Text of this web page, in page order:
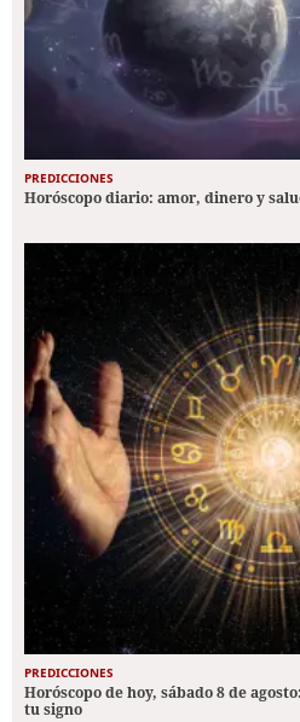
PREDICCIONES
Horóscopo diario: amor, dinero y
PREDICCIONES
Horóscopo de hoy, sábado 8 de
tu signo